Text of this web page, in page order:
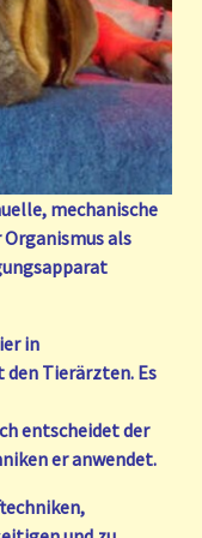
mechanische
als
in
Tierärzten. Es
entscheidet der
er anwendet.